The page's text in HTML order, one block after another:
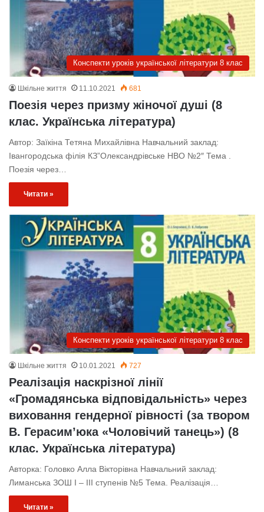
Конспекти уроків української літератури 8 клас
Шкільне життя 11.10.2021 681
Поезія через призму жіночої душі (8
клас. Українська література)
Автор: Заїкіна Тетяна Михайлівна Навчальний заклад:
Івангородська філія КЗ”Олександрівське НВО №2″ Тема .
Поезія через…
Читати »
Конспекти уроків української літератури 8 клас
Шкільне життя 10.01.2021 727
Реалізація наскрізної лінії
«Громадянська відповідальність» через
виховання гендерної рівності (за твором
В. Герасим’юка «Чоловічий танець») (8
клас. Українська література)
Авторка: Головко Алла Вікторівна Навчальний заклад:
Лиманська ЗОШ І – ІІІ ступенів №5 Тема. Реалізація…
Читати »